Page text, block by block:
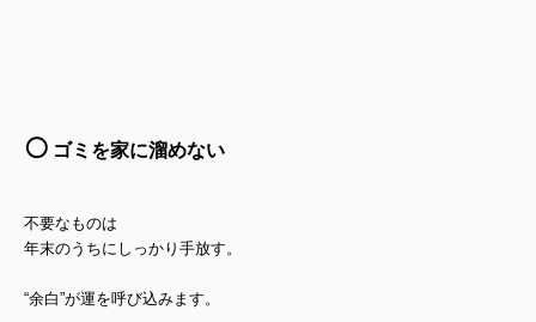
⚪️ ゴミを家に溜めない
不要なものは
年末のうちにしっかり手放す。
“余白”が運を呼び込みます。